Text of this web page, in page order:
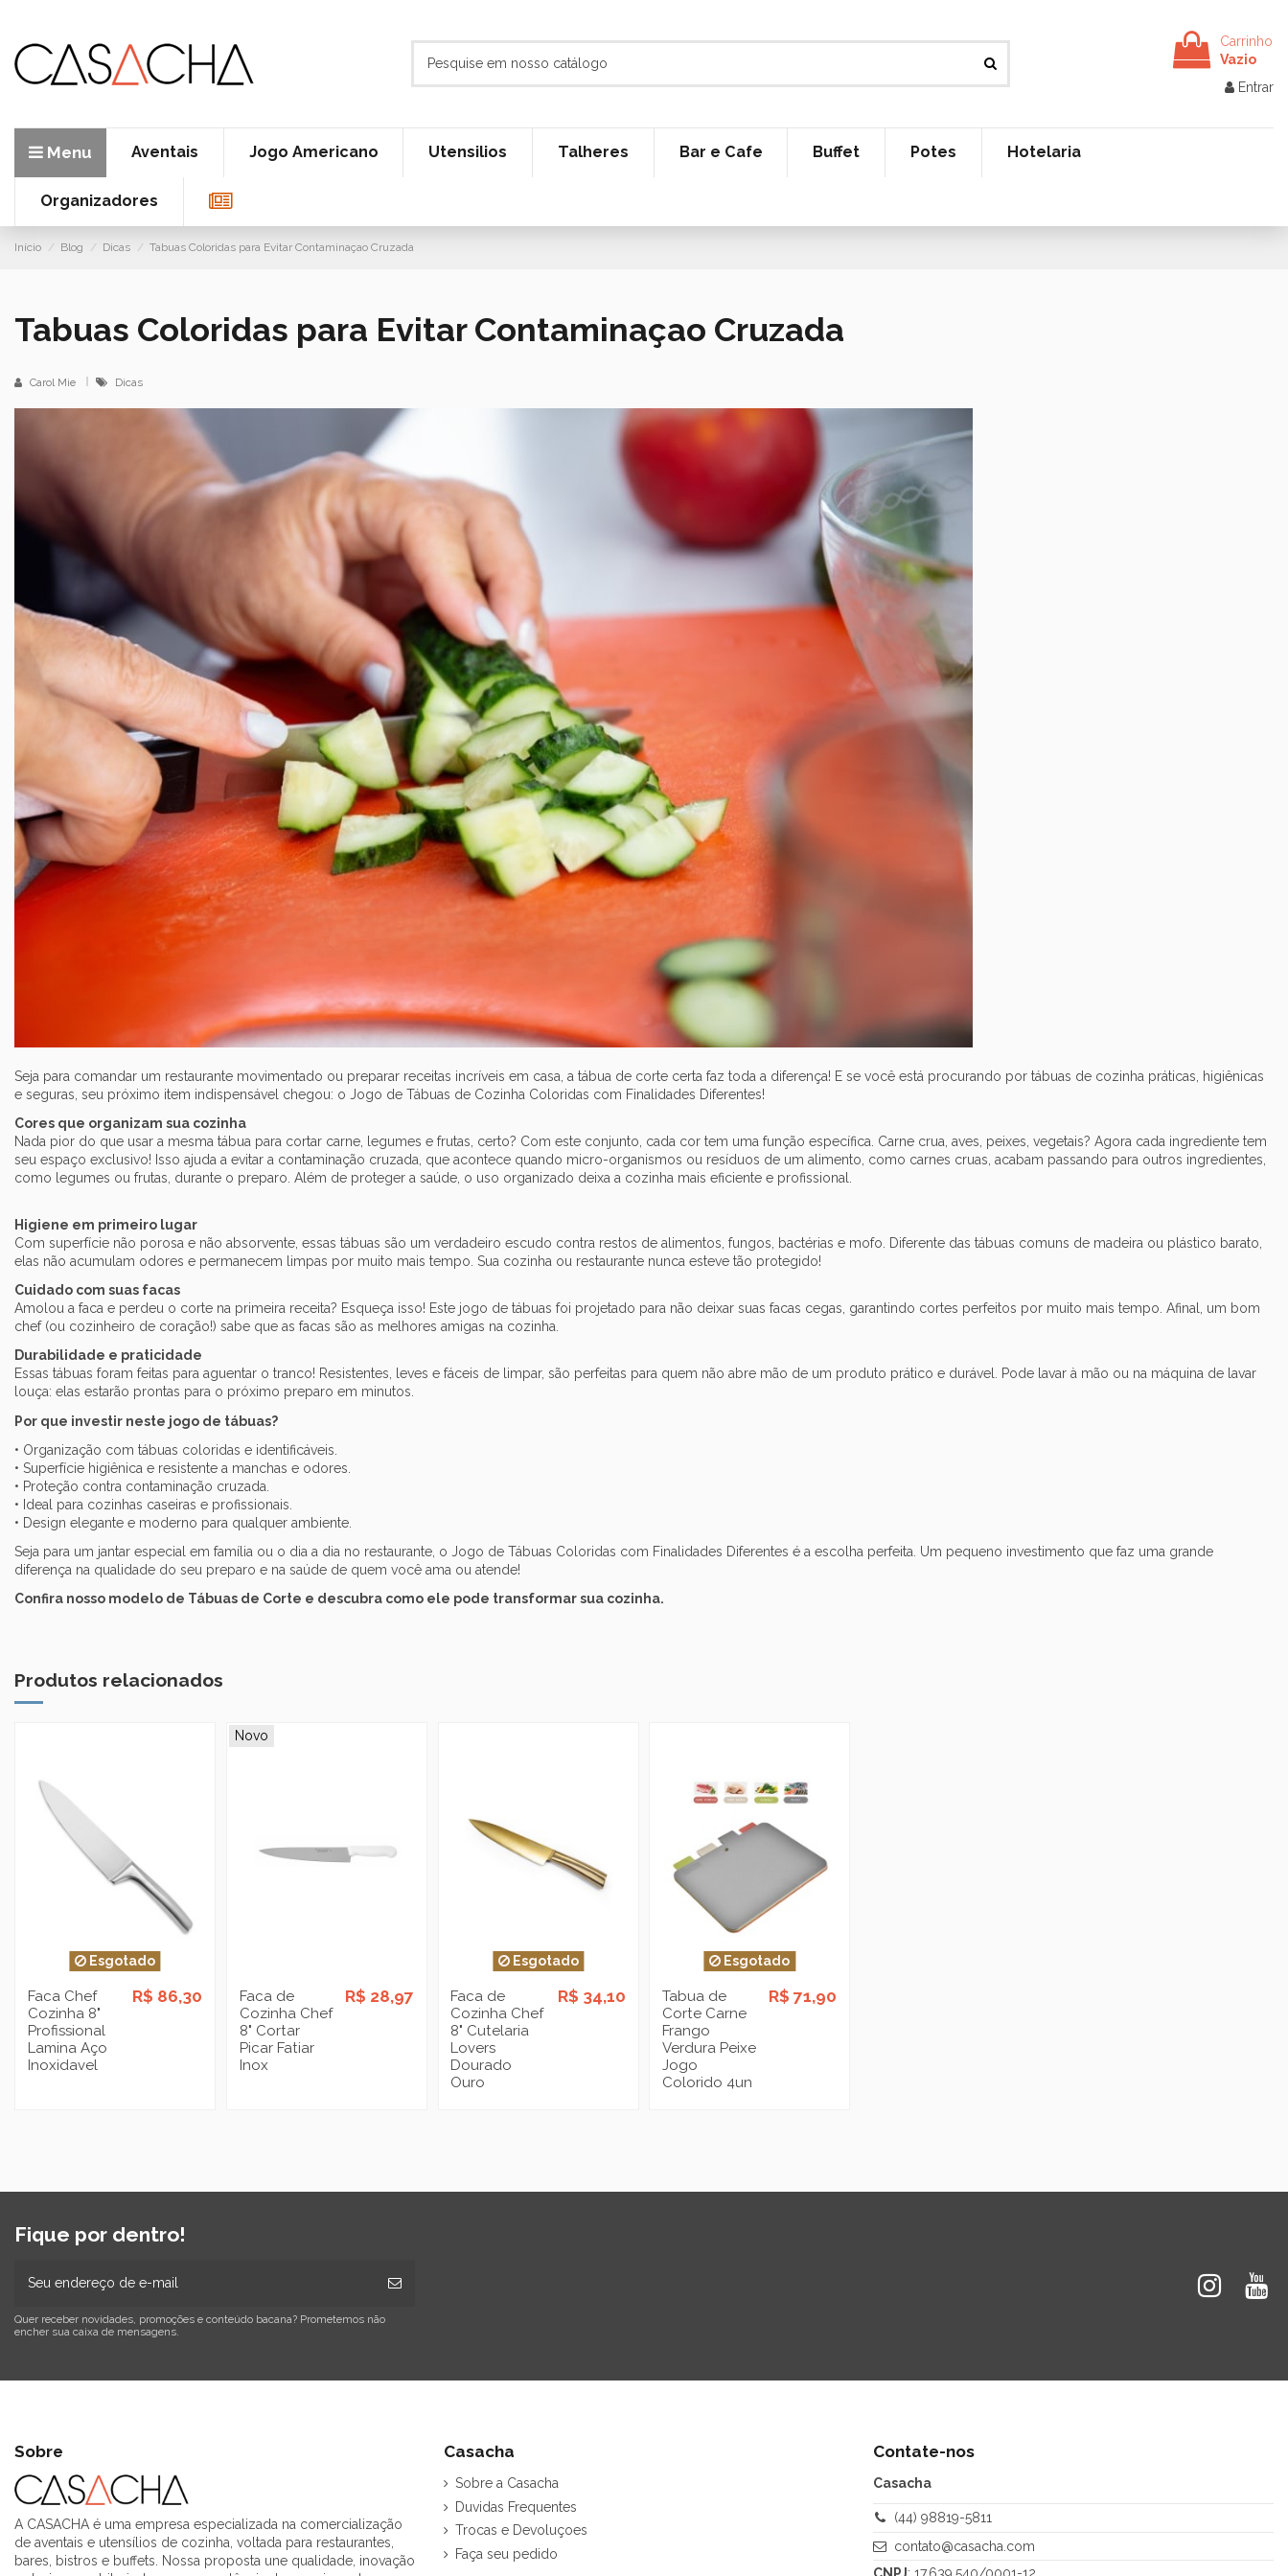
Carrinho
Vazio
Entrar
Menu Aventais Jogo Americano Utensilios Talheres Bar e Cafe Buffet Potes Hotelaria
Organizadores
Início Blog Dicas Tabuas Coloridas para Evitar Contaminaçao Cruzada
Tabuas Coloridas para Evitar Contaminaçao Cruzada
Carol Mie Dicas
Seja para comandar um restaurante movimentado ou preparar receitas incríveis em casa, a tábua de corte certa faz toda a diferença! E se você está procurando por tábuas de cozinha práticas, higiênicas
e seguras, seu próximo item indispensável chegou: o Jogo de Tábuas de Cozinha Coloridas com Finalidades Diferentes!
Cores que organizam sua cozinha
Nada pior do que usar a mesma tábua para cortar carne, legumes e frutas, certo? Com este conjunto, cada cor tem uma função específica. Carne crua, aves, peixes, vegetais? Agora cada ingrediente tem
seu espaço exclusivo! Isso ajuda a evitar a contaminação cruzada, que acontece quando micro-organismos ou resíduos de um alimento, como carnes cruas, acabam passando para outros ingredientes,
como legumes ou frutas, durante o preparo. Além de proteger a saúde, o uso organizado deixa a cozinha mais eficiente e profissional.
Higiene em primeiro lugar
Com superfície não porosa e não absorvente, essas tábuas são um verdadeiro escudo contra restos de alimentos, fungos, bactérias e mofo. Diferente das tábuas comuns de madeira ou plástico barato,
elas não acumulam odores e permanecem limpas por muito mais tempo. Sua cozinha ou restaurante nunca esteve tão protegido!
Cuidado com suas facas
Amolou a faca e perdeu o corte na primeira receita? Esqueça isso! Este jogo de tábuas foi projetado para não deixar suas facas cegas, garantindo cortes perfeitos por muito mais tempo. Afinal, um bom
chef (ou cozinheiro de coração!) sabe que as facas são as melhores amigas na cozinha.
Durabilidade e praticidade
Essas tábuas foram feitas para aguentar o tranco! Resistentes, leves e fáceis de limpar, são perfeitas para quem não abre mão de um produto prático e durável. Pode lavar à mão ou na máquina de lavar
louça: elas estarão prontas para o próximo preparo em minutos.
Por que investir neste jogo de tábuas?
• Organização com tábuas coloridas e identificáveis.
• Superfície higiênica e resistente a manchas e odores.
• Proteção contra contaminação cruzada.
• Ideal para cozinhas caseiras e profissionais.
• Design elegante e moderno para qualquer ambiente.
Seja para um jantar especial em família ou o dia a dia no restaurante, o Jogo de Tábuas Coloridas com Finalidades Diferentes é a escolha perfeita. Um pequeno investimento que faz uma grande
diferença na qualidade do seu preparo e na saúde de quem você ama ou atende!
Confira nosso modelo de Tábuas de Corte e descubra como ele pode transformar sua cozinha.
Produtos relacionados
Esgotado
Faca Chef
Cozinha 8"
Profissional
Lamina Aço
Inoxidavel
R$ 86,30
Novo
Faca de
Cozinha Chef
8" Cortar
Picar Fatiar
Inox
R$ 28,97
Esgotado
Faca de
Cozinha Chef
8" Cutelaria
Lovers
Dourado
Ouro
R$ 34,10
Esgotado
Tabua de
Corte Carne
Frango
Verdura Peixe
Jogo
Colorido 4un
R$ 71,90
Fique por dentro!
Quer receber novidades, promoções e conteúdo bacana? Prometemos não
encher sua caixa de mensagens.
Sobre
A CASACHA é uma empresa especializada na comercialização
de aventais e utensílios de cozinha, voltada para restaurantes,
bares, bistros e buffets. Nossa proposta une qualidade, inovação
Casacha
Sobre a Casacha
Duvidas Frequentes
Trocas e Devoluçoes
Faça seu pedido
Contate-nos
Casacha
(44) 98819-5811
contato@casacha.com